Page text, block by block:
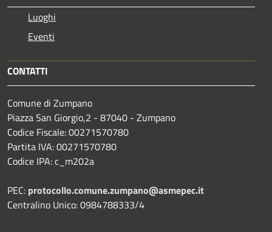
Luoghi
Eventi
CONTATTI
Comune di Zumpano
Piazza San Giorgio,2 - 87040 - Zumpano
Codice Fiscale: 00271570780
Partita IVA: 00271570780
Codice IPA: c_m202a
PEC: protocollo.comune.zumpano@asmepec.it
Centralino Unico: 0984788333/4